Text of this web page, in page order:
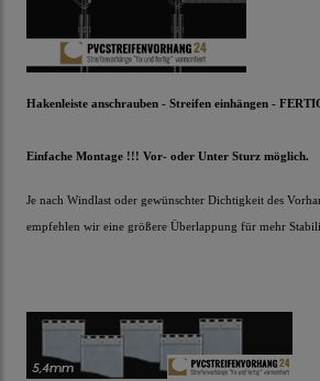
Hakenleiste anschrauben - Streifen einhängen -
Einfache Montage !!! Vor- oder Unter Sturz möglich.
Je nach Windlast oder gewünschter Dichtigkeit des
empfehlen wir eine größere Überlappung für mehr